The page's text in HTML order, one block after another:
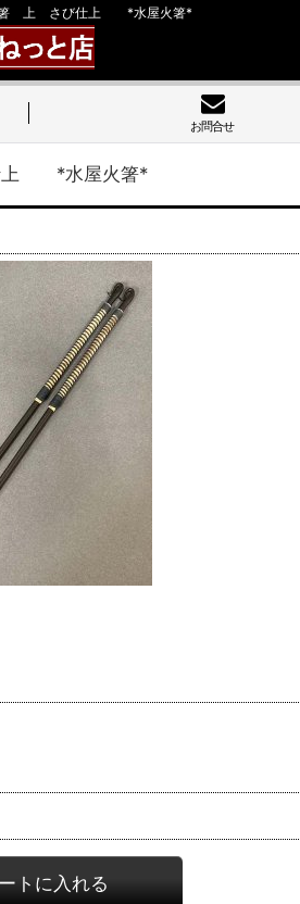
箸 上 さび仕上 *水屋火箸*
お問合せ
上 *水屋火箸*
トに入れる